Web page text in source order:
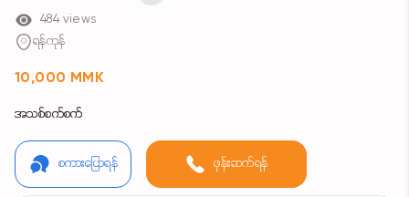
484 views
ရန်ကုန်
10,000 MMK
အသစ်စက်စက်
စကားပြောရန် ဖုန်းဆက်ရန်